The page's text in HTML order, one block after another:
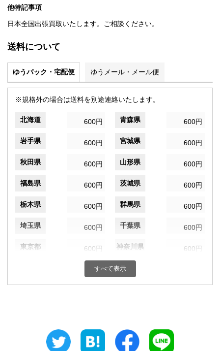
他特記事項
日本全国出張買取いたします。ご相談ください。
送料について
ゆうパック・宅配便 ゆうメール・メール便
※規格外の場合は送料を別途連絡いたします。
北海道 600円 青森県 600円
岩手県 600円 宮城県 600円
秋田県 600円 山形県 600円
福島県 600円 茨城県 600円
栃木県 600円 群馬県 600円
埼玉県 600円 千葉県 600円
東京都 600円 神奈川県 600円
600円 富山県
静岡県
すべて表示